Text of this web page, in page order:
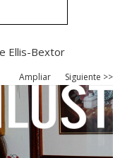
Ellis-Bextor
Ampliar Siguiente >>